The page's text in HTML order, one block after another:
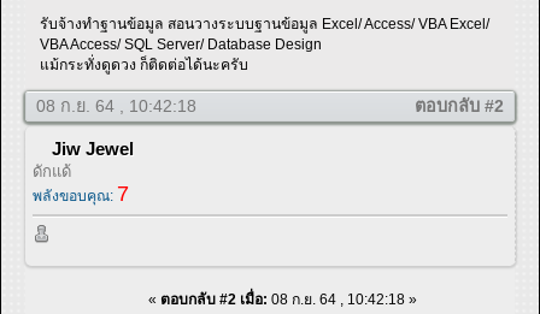
รับจ้างทำฐานข้อมูล สอนวางระบบฐานข้อมูล Excel/ Access/ VBA Excel/
VBA Access/ SQL Server/ Database Design
แม้กระทั่งดูดวง ก็ติดต่อได้นะครับ
08 ก.ย. 64 , 10:42:18 ตอบกลับ #2
Jiw Jewel
ดักแด้
พลังขอบคุณ: 7
« ตอบกลับ #2 เมื่อ: 08 ก.ย. 64 , 10:42:18 »